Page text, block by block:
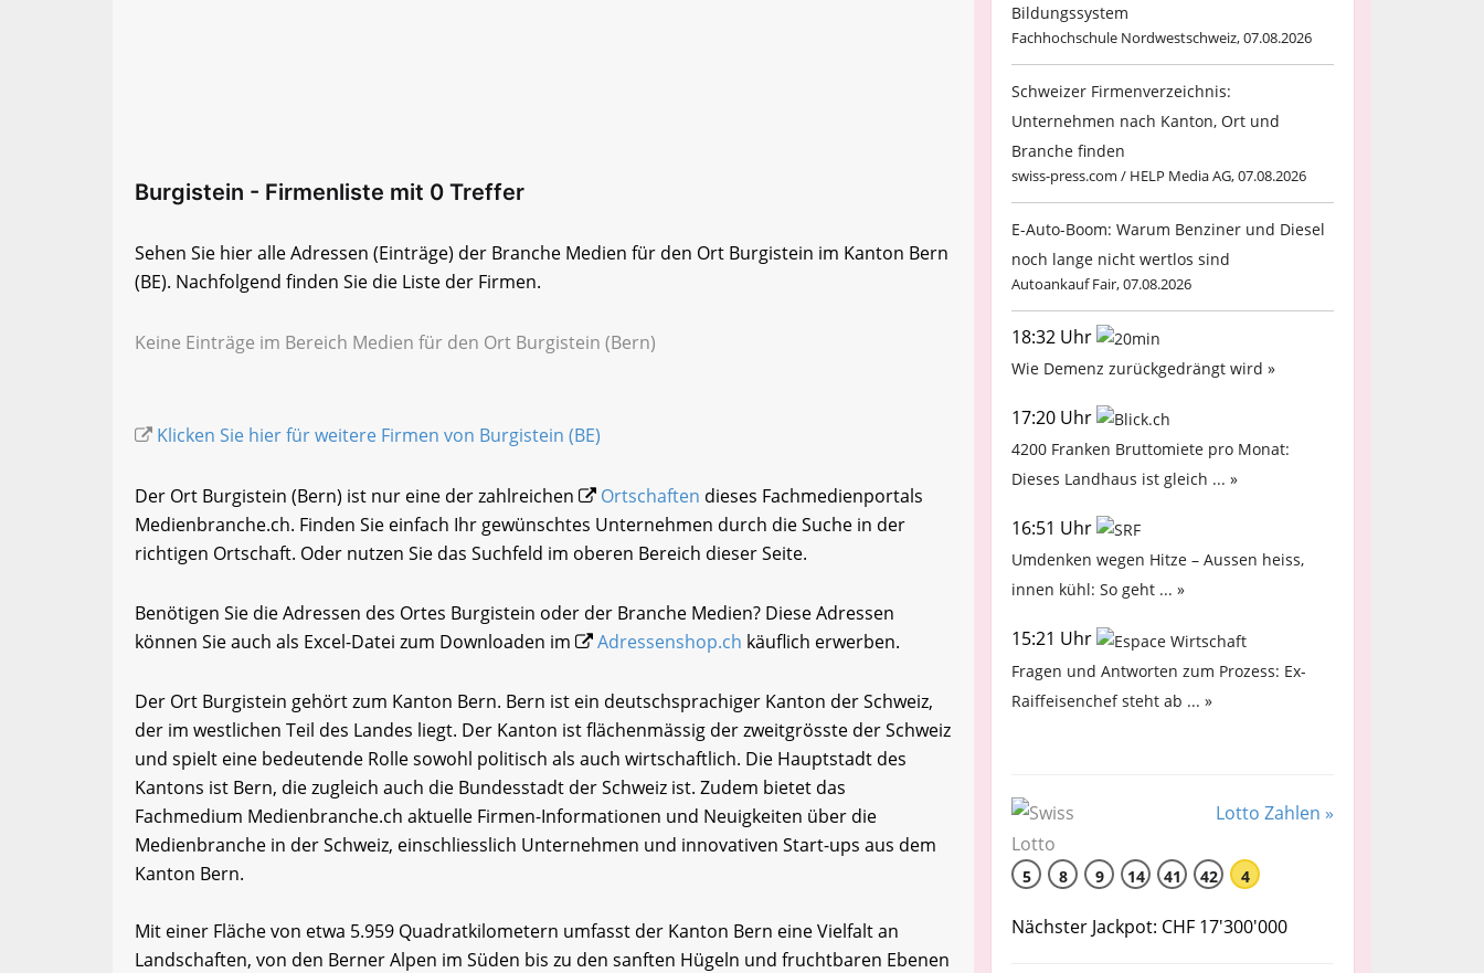
Burgistein - Firmenliste mit 0 Treffer
Sehen Sie hier alle Adressen (Einträge) der Branche Medien für den Ort Burgistein im Kanton Bern
(BE). Nachfolgend finden Sie die Liste der Firmen.
Keine Einträge im Bereich Medien für den Ort Burgistein (Bern)
Klicken Sie hier für weitere Firmen von Burgistein (BE)
Der Ort Burgistein (Bern) ist nur eine der zahlreichen Ortschaften dieses Fachmedienportals
Medienbranche.ch. Finden Sie einfach Ihr gewünschtes Unternehmen durch die Suche in der
richtigen Ortschaft. Oder nutzen Sie das Suchfeld im oberen Bereich dieser Seite.
Benötigen Sie die Adressen des Ortes Burgistein oder der Branche Medien? Diese Adressen
können Sie auch als Excel-Datei zum Downloaden im
Adressenshop.ch käuflich erwerben.
Der Ort Burgistein gehört zum Kanton Bern. Bern ist ein deutschsprachiger Kanton der Schweiz,
der im westlichen Teil des Landes liegt. Der Kanton ist flächenmässig der zweitgrösste der Schweiz
und spielt eine bedeutende Rolle sowohl politisch als auch wirtschaftlich. Die Hauptstadt des
Kantons ist Bern, die zugleich auch die Bundesstadt der Schweiz ist. Zudem bietet das
Fachmedium Medienbranche.ch aktuelle Firmen-Informationen und Neuigkeiten über die
Medienbranche in der Schweiz, einschliesslich Unternehmen und innovativen Start-ups aus dem
Kanton Bern.
Mit einer Fläche von etwa 5.959 Quadratkilometern umfasst der Kanton Bern eine Vielfalt an
Landschaften, von den Berner Alpen im Süden bis zu den sanften Hügeln und fruchtbaren Ebenen
Bildungssystem
Fachhochschule Nordwestschweiz, 07.08.2026
Schweizer Firmenverzeichnis:
Unternehmen nach Kanton, Ort und
Branche finden
swiss-press.com / HELP Media AG, 07.08.2026
E-Auto-Boom: Warum Benziner und Diesel
noch lange nicht wertlos sind
Autoankauf Fair, 07.08.2026
18:32 Uhr
Wie Demenz zurückgedrängt wird »
17:20 Uhr
4200 Franken Bruttomiete pro Monat:
Dieses Landhaus ist gleich ... »
16:51 Uhr
Umdenken wegen Hitze – Aussen heiss,
innen kühl: So geht ... »
15:21 Uhr
Fragen und Antworten zum Prozess: Ex-
Raiffeisenchef steht ab ... »
Lotto Zahlen »
5 8 9 14 41 42 4
Nächster Jackpot: CHF 17'300'000